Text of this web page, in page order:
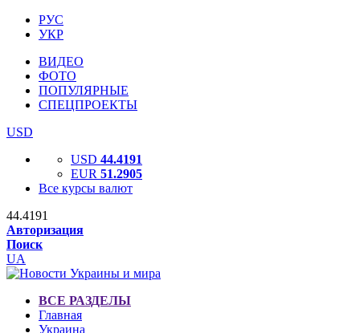
РУС
УКР
ВИДЕО
ФОТО
ПОПУЛЯРНЫЕ
СПЕЦПРОЕКТЫ
USD
USD 44.4191
EUR 51.2905
Все курсы валют
44.4191
Авторизация
Поиск
UA
ВСЕ РАЗДЕЛЫ
Главная
Украина